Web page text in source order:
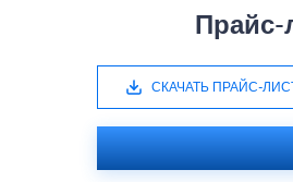
СКАЧАТЬ ПРАЙС-